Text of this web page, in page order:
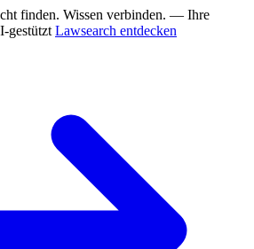
finden. Wissen verbinden. — Ihre
gestützt Lawsearch entdecken